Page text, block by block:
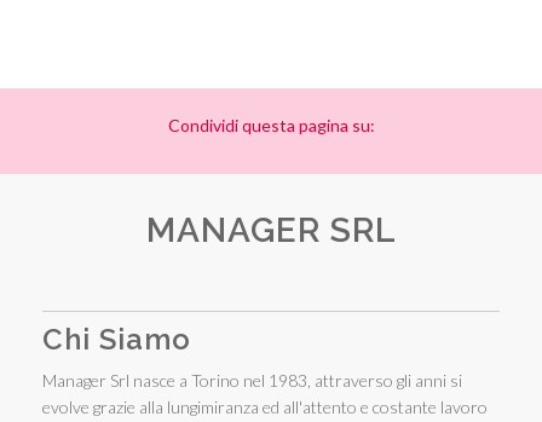
Condividi questa pagina su:
MANAGER SRL
Chi Siamo
Manager Srl nasce a Torino nel 1983, attraverso gli anni si
evolve grazie alla lungimiranza ed all'attento e costante lavoro